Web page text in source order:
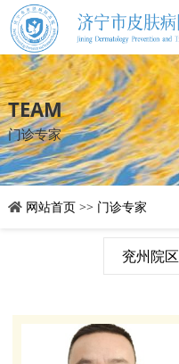
TEAM
门诊专家
网站首页>> 门诊专家
兖州院区